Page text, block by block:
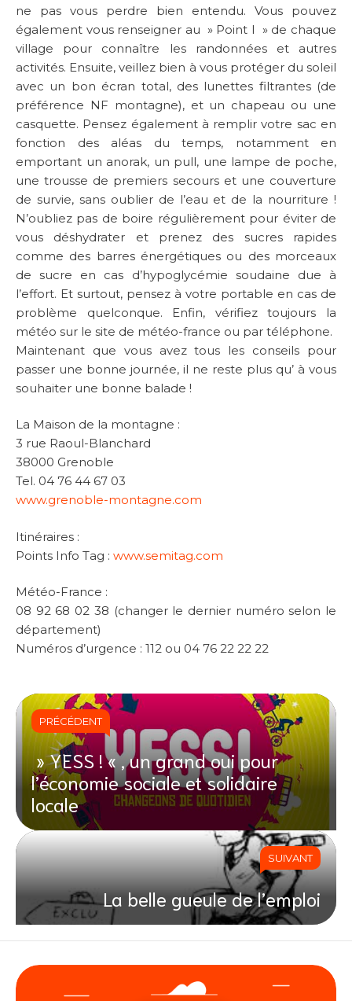
ne pas vous perdre bien entendu. Vous pouvez
également vous renseigner au » Point I » de chaque
village pour connaître les randonnées et autres
activités. Ensuite, veillez bien à vous protéger du soleil
avec un bon écran total, des lunettes filtrantes (de
préférence NF montagne), et un chapeau ou une
casquette. Pensez également à remplir votre sac en
fonction des aléas du temps, notamment en
emportant un anorak, un pull, une lampe de poche,
une trousse de premiers secours et une couverture
de survie, sans oublier de l’eau et de la nourriture !
N’oubliez pas de boire régulièrement pour éviter de
vous déshydrater et prenez des sucres rapides
comme des barres énergétiques ou des morceaux
de sucre en cas d’hypoglycémie soudaine due à
l’effort. Et surtout, pensez à votre portable en cas de
problème quelconque. Enfin, vérifiez toujours la
météo sur le site de météo-france ou par téléphone.
Maintenant que vous avez tous les conseils pour
passer une bonne journée, il ne reste plus qu’ à vous
souhaiter une bonne balade !
La Maison de la montagne :
3 rue Raoul-Blanchard
38000 Grenoble
Tel. 04 76 44 67 03
www.grenoble-montagne.com
Itinéraires :
Points Info Tag : www.semitag.com
Météo-France :
08 92 68 02 38 (changer le dernier numéro selon le
département)
Numéros d’urgence : 112 ou 04 76 22 22 22
PRÉCÉDENT
» YESS ! « , un grand oui pour
l’économie sociale et solidaire
locale
SUIVANT
La belle gueule de l’emploi